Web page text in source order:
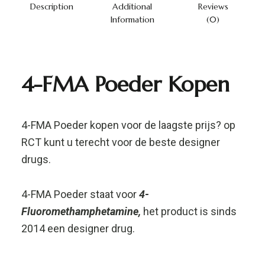
Description
Additional
Information
Reviews
(0)
4-FMA Poeder Kopen
4-FMA Poeder kopen voor de laagste prijs? op
RCT kunt u terecht voor de beste designer
drugs.
4-FMA Poeder staat voor4-
Fluoromethamphetamine, het product is sinds
2014 een designer drug.